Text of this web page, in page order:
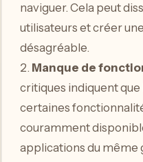
naviguer. Cela peut
utilisateurs et créer
désagréable.
2. Manque de
critiques indiquent que
certaines
couramment
applications du même